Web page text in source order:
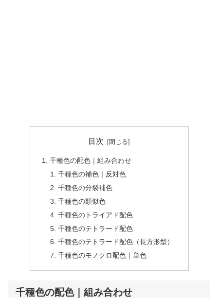
目次
千種色の配色｜組み合わせ
千種色の補色｜反対色
千種色の分裂補色
千種色の類似色
千種色のトライアド配色
千種色のテトラード配色
千種色のテトラード配色（長方形型）
千種色のモノクロ配色｜単色
千種色の配色｜組み合わせ